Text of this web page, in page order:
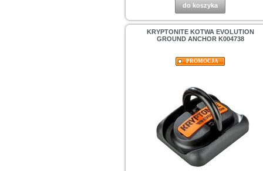
do koszyka
KRYPTONITE KOTWA EVOLUTION
GROUND ANCHOR K004738
PROMOCJA